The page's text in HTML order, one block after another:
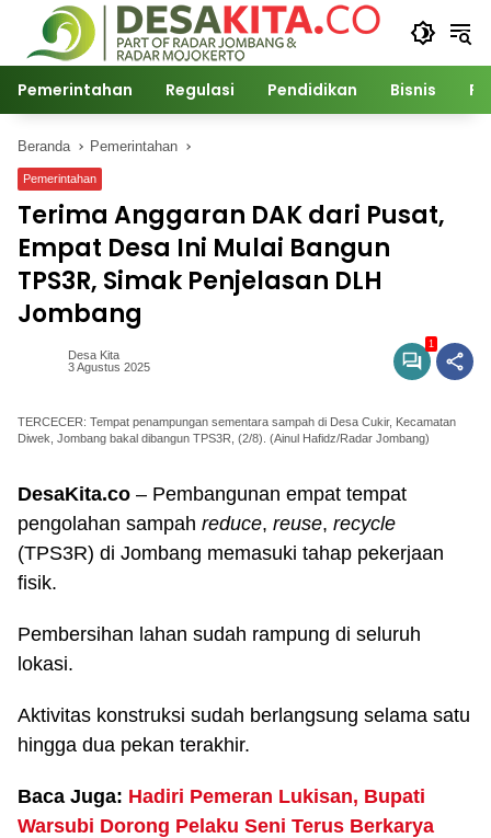
Langsung
konten
Pemerintahan Regulasi Pendidikan Bisnis
Beranda Pemerintahan
Pemerintahan
Terima Anggaran DAK dari Pusat,
Empat Desa Ini Mulai Bangun
TPS3R, Simak Penjelasan DLH
Jombang
Desa Kita
3 Agustus 2025
1
TERCECER: Tempat penampungan sementara sampah di Desa Cukir, Kecamatan
Diwek, Jombang bakal dibangun TPS3R, (2/8). (Ainul Hafidz/Radar Jombang)
DesaKita.co – Pembangunan empat tempat
pengolahan sampah reduce, reuse, recycle
(TPS3R) di Jombang memasuki tahap pekerjaan
fisik.
Pembersihan lahan sudah rampung di seluruh
lokasi.
Aktivitas konstruksi sudah berlangsung selama satu
hingga dua pekan terakhir.
Baca Juga: Hadiri Pemeran Lukisan, Bupati
Warsubi Dorong Pelaku Seni Terus Berkarya